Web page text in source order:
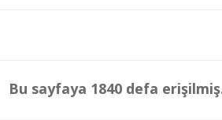
Bu sayfaya 1840 defa